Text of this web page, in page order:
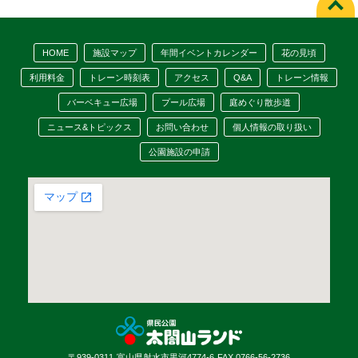
HOME 施設マップ 年間イベントカレンダー 花の見頃
利用料金 トレーン時刻表 アクセス Q&A トレーン情報
バーベキュー広場 プール広場 庭めぐり散歩道
ニュース&トピックス お問い合わせ 個人情報の取り扱い
公園施設の申請